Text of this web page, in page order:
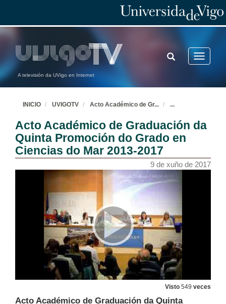
A televisión da UVigo en Internet
Toggle
TOGGLE
SEARCH
INICIO UVIGOTV Acto Académico de Gr... ...
Acto Académico de Graduación da
Quinta Promoción do Grado en
Ciencias do Mar 2013-2017
9 de xuño de 2017
Visto 549 veces
Acto Académico de Graduación da Quinta